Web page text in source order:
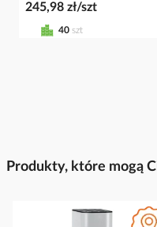
245,98 zł/szt
40 szt
Produkty, które mogą